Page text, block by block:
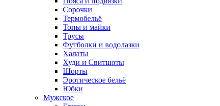
Сорочки
Термобельё
Топы и майки
Трусы
Футболки и водолазки
Халаты
Худи и Свитшоты
Шорты
Эротическое бельё
Юбки
Мужское